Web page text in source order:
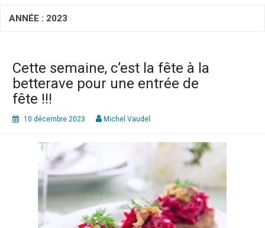
ANNÉE : 2023
Cette semaine, c’est la fête à la
betterave pour une entrée de
fête !!!
10 décembre 2023 Michel Vaudel